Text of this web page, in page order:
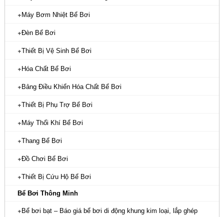
Máy Bơm Nhiệt Bể Bơi
Đèn Bể Bơi
Thiết Bị Vệ Sinh Bể Bơi
Hóa Chất Bể Bơi
Bảng Điều Khiển Hóa Chất Bể Bơi
Thiết Bị Phụ Trợ Bể Bơi
Máy Thổi Khí Bể Bơi
Thang Bể Bơi
Đồ Chơi Bể Bơi
Thiết Bị Cứu Hộ Bể Bơi
Bể Bơi Thông Minh
Bể bơi bạt – Báo giá bể bơi di động khung kim loại, lắp ghép